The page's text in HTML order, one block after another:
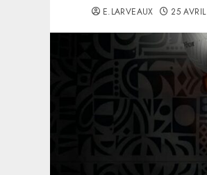
E.LARVEAUX 25